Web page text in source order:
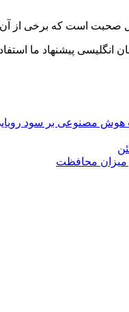
صحبت است که برخی از
پیشنهاد ما
هوش مصنوعی بر سود
میزان محافظت